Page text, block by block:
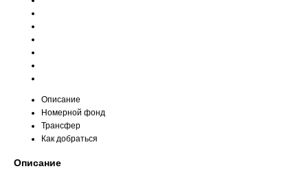
Описание
Номерной фонд
Трансфер
Как добраться
Описание